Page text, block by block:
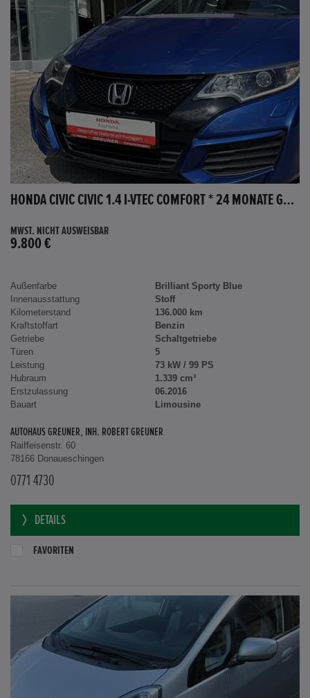
HONDA CIVIC CIVIC 1.4 I-VTEC COMFORT * 24 MONATE GARANTIE *
MWST. NICHT AUSWEISBAR
9.800 €
Außenfarbe
Brilliant Sporty Blue
Innenausstattung
Stoff
Kilometerstand
136.000 km
Kraftstoffart
Benzin
Getriebe
Schaltgetriebe
Türen
5
Leistung
73 kW / 99 PS
Hubraum
1.339 cm³
Erstzulassung
06.2016
Bauart
Limousine
AUTOHAUS GREUNER, INH. ROBERT GREUNER
Raiffeisenstr. 60
78166 Donaueschingen
0771 4730
DETAILS
FAVORITEN